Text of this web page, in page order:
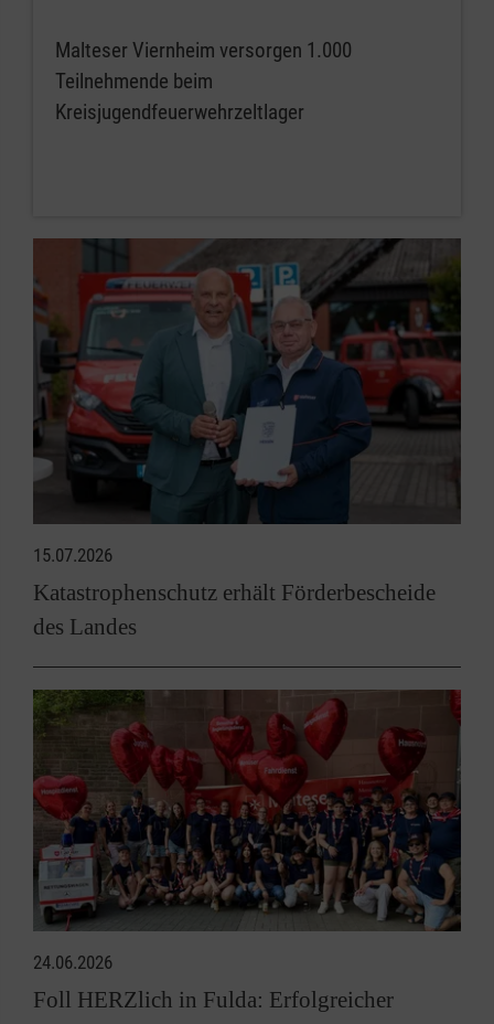
Malteser Viernheim versorgen 1.000
Teilnehmende beim
Kreisjugendfeuerwehrzeltlager
15.07.2026
Katastrophenschutz erhält Förderbescheide
des Landes
24.06.2026
Foll HERZlich in Fulda: Erfolgreicher